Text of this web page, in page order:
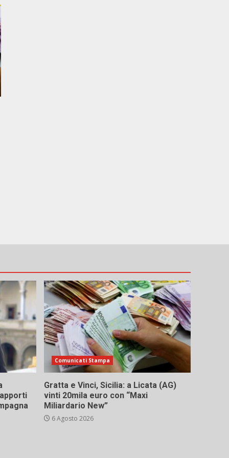
Comunicati Stampa
Gratta e Vinci, Sicilia: a Licata (AG)
vinti 20mila euro con “Maxi
Miliardario New”
6 Agosto 2026